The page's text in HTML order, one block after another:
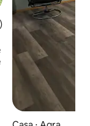
avaliação média